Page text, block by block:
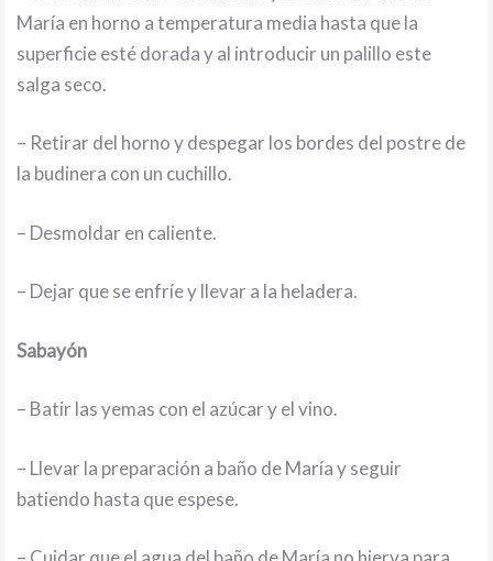
María en horno a temperatura media hasta que la
superficie esté dorada y al introducir un palillo este
salga seco.
– Retirar del horno y despegar los bordes del postre de
la budinera con un cuchillo.
– Desmoldar en caliente.
– Dejar que se enfríe y llevar a la heladera.
Sabayón
– Batir las yemas con el azúcar y el vino.
– Llevar la preparación a baño de María y seguir
batiendo hasta que espese.